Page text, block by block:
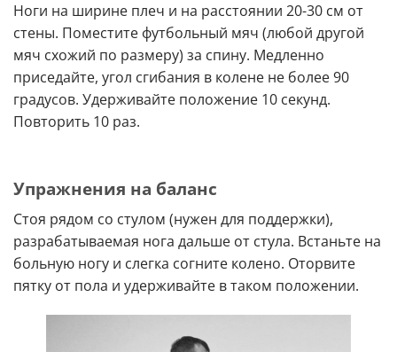
Ноги на ширине плеч и на расстоянии 20-30 см от
стены. Поместите футбольный мяч (любой другой
мяч схожий по размеру) за спину. Медленно
приседайте, угол сгибания в колене не более 90
градусов. Удерживайте положение 10 секунд.
Повторить 10 раз.
Упражнения на баланс
Стоя рядом со стулом (нужен для поддержки),
разрабатываемая нога дальше от стула. Встаньте на
больную ногу и слегка согните колено. Оторвите
пятку от пола и удерживайте в таком положении.